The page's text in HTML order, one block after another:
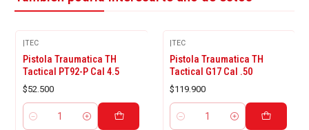
|TEC
Pistola Traumatica TH
Tactical PT92-P Cal 4.5
$52.500
Cantidad
|TEC
Pistola Traumatica TH
Tactical G17 Cal .50
$119.900
Cantidad